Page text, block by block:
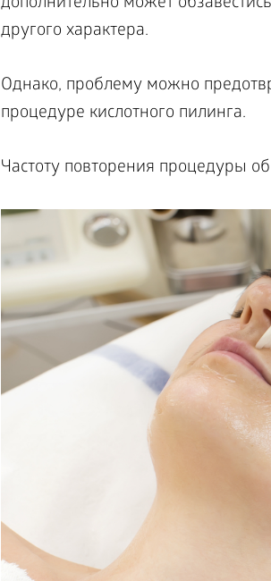
другого характера.
Однако, проблему можно
процедуре кислотного пилинга.
Частоту повторения процедуры